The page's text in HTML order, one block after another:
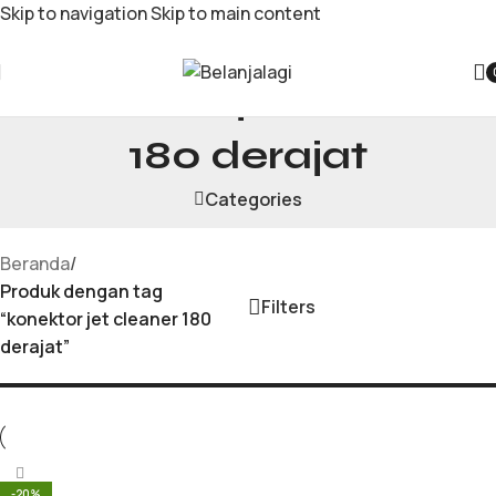
Skip to navigationSkip to main content
180 derajat
Categories
Beranda/
Produk dengan tag
“konektor jet cleaner 180
derajat”
Filters